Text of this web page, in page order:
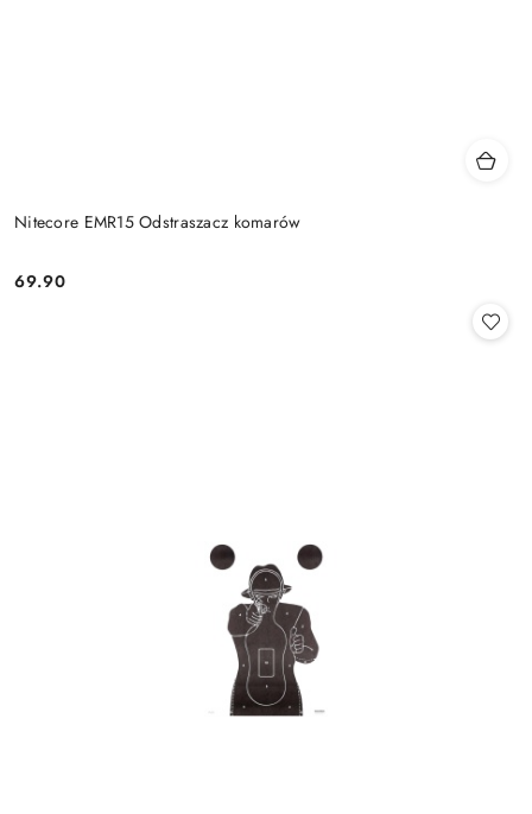
Nitecore EMR15 Odstraszacz komarów
Cena:
69.90